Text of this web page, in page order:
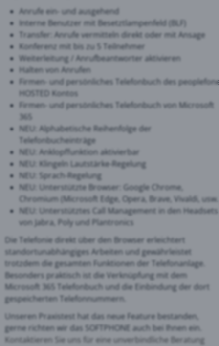
Anrufe ein- und ausgehend
Interne Benutzer mit Besetztlampenfeld (BLF)
Transfer: Anrufe vermitteln direkt oder mit Ansage
Konferenz mit bis zu 5 Teilnehmer
Weiterleitung / Anrufbeantworter aktivieren
Halten von Anrufen
Firmen- und persönliches Telefonbuch des
HOSTED Kontos
Firmen- und persönliches Telefonbuch von Microsoft
365
NEU: Alphabetische Reihenfolge der
Telefonbucheinträge
NEU: Anklopffunktion aktivierbar
NEU: Klingeln Lautstärke-Regelung
NEU: Sprach-Regelung
NEU: Unterstützte Browser: Google Chrome,
Chromium (Microsoft Edge, Opera, Brave, Vivaldi,
NEU: Unterstütztes Call Management in den Headsets
von Jabra, Poly und Plantronics
Die Telefonie direkt über den Browser erleichtert
standortunabhängiges Arbeiten und gewährleistet
trotzdem die gesamten Funktionen der Telefonanlage.
Besonders praktisch ist die Verknüpfung mit dem
Microsoft 365 Telefonbuch und die Einbindung der dort
gespeicherten Telefonnummern.
Unseren Praxistest hat das neue Feature bestanden,
gerne richten wir das SOFTPHONE auch bei Ihnen ein.
Kontaktieren Sie uns für eine unverbindliche Beratung